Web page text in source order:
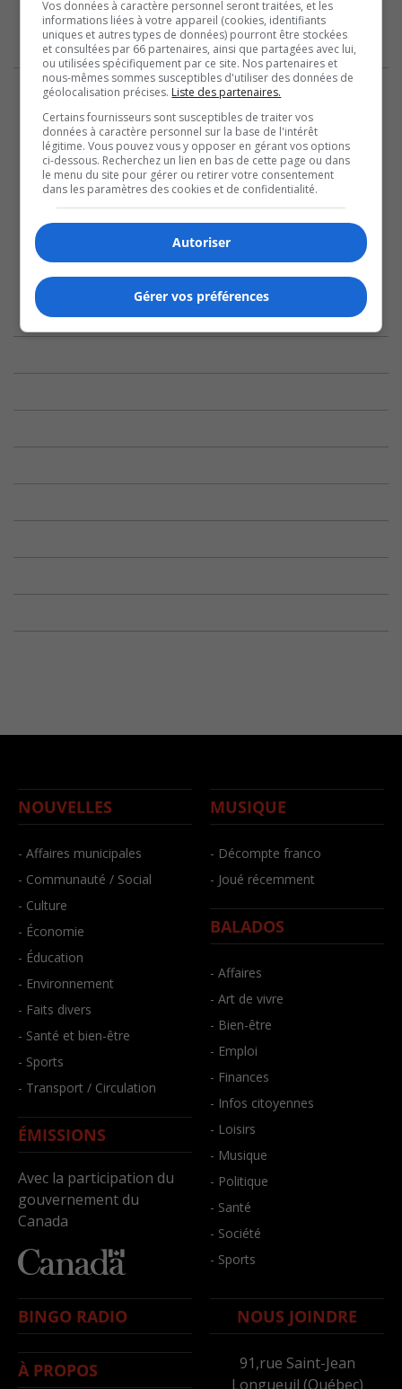
NOUVELLES
- Affaires municipales
- Communauté / Social
- Culture
- Économie
- Éducation
- Environnement
- Faits divers
- Santé et bien-être
- Sports
- Transport / Circulation
ÉMISSIONS
Avec la participation du
gouvernement du
Canada
MUSIQUE
- Décompte franco
- Joué récemment
BALADOS
- Affaires
- Art de vivre
- Bien-être
- Emploi
- Finances
- Infos citoyennes
- Loisirs
- Musique
- Politique
- Santé
- Société
- Sports
BINGO RADIO
À PROPOS
NOUS JOINDRE
91,rue Saint-Jean
Longueuil (Québec)
Vos données à caractère personnel seront traitées, et les
informations liées à votre appareil (cookies, identifiants
uniques et autres types de données) pourront être stockées
et consultées par 66 partenaires, ainsi que partagées avec lui,
ou utilisées spécifiquement par ce site. Nos partenaires et
nous-mêmes sommes susceptibles d'utiliser des données de
géolocalisation précises. Liste des partenaires.
Certains fournisseurs sont susceptibles de traiter vos
données à caractère personnel sur la base de l'intérêt
légitime. Vous pouvez vous y opposer en gérant vos options
ci-dessous. Recherchez un lien en bas de cette page ou dans
le menu du site pour gérer ou retirer votre consentement
dans les paramètres des cookies et de confidentialité.
Autoriser
Gérer vos préférences